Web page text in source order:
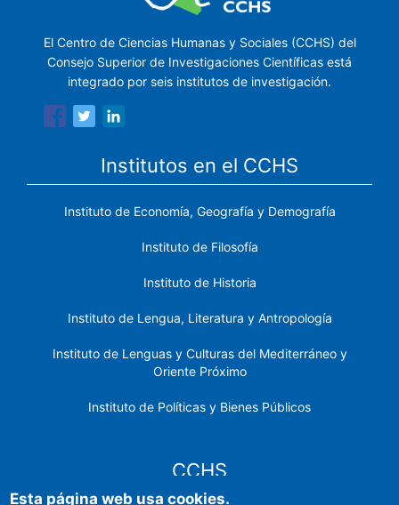
El Centro de Ciencias Humanas y Sociales (CCHS) del
Consejo Superior de Investigaciones Científicas está
integrado por seis institutos de investigación.
Institutos en el CCHS
Instituto de Economía, Geografía y Demografía
Instituto de Filosofía
Instituto de Historia
Instituto de Lengua, Literatura y Antropología
Instituto de Lenguas y Culturas del Mediterráneo y
Oriente Próximo
Instituto de Políticas y Bienes Públicos
CCHS
Esta página web usa cookies.